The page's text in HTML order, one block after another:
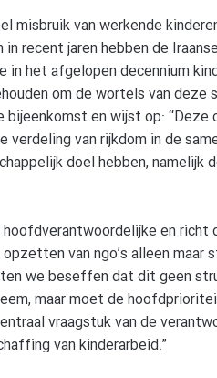
misbruik van werkende
recent jaren hebben de
in het afgelopen decennium
om de wortels van deze
en wijst op:
verdeling van rijkdom in de
doel hebben, namelijk
en
van ngo’s alleen maar
we beseffen dat dit geen
maar moet de
vraagstuk van de
van kinderarbeid.”